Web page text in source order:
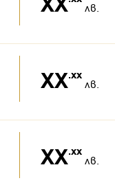
лв.
XX.xx
лв.
XX.xx
лв.